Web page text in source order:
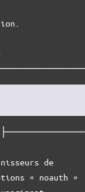
de
« noauth »